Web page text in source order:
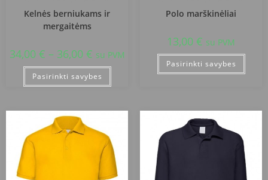
Kelnės berniukams ir
mergaitėms
34,00 € – 36,00 € su PVM
Pasirinkti savybes
Polo marškinėliai
13,00 € su PVM
Pasirinkti savybes